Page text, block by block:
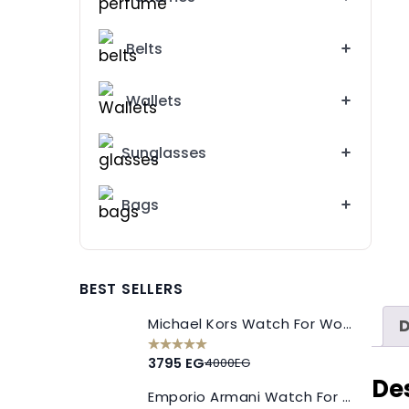
Belts
Wallets
Sunglasses
Bags
BEST SELLERS
Michael Kors Watch For Women MK5925
3795 EG4000EG
Emporio Armani Watch For Woman AR 11113